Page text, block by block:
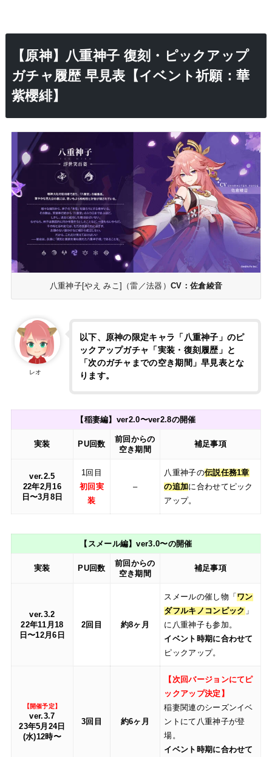
【原神】八重神子 復刻・ピックアップ
ガチャ履歴 早見表【イベント祈願：華
紫櫻緋】
八重神子[やえ みこ]（雷／法器） CV：佐倉綾音
レオ
以下、原神の限定キャラ「八重神子」のピ
ックアップガチャ「実装・復刻履歴」と
「次のガチャまでの空き期間」早見表とな
ります。
【稲妻編】ver2.0〜ver2.8の開催
実装 PU回数
前回からの
空き期間
補足事項
ver.2.5
22年2月16
日〜3月8日
1回目
初回実
装
–
八重神子の伝説任務1章
の追加に合わせてピック
アップ。
【スメール編】ver3.0〜の開催
実装 PU回数
前回からの
空き期間
補足事項
ver.3.2
22年11月18
日〜12月6日
2回目 約8ヶ月
スメールの催し物「 ワン
ダフルキノコンピック 」
に八重神子も参加。
イベント時期に合わせて
ピックアップ。
【開催予定】
ver.3.7
23年5月24日
(水)12時〜
3回目 約6ヶ月
【次回バージョンにてピ
ックアップ決定】
稲妻関連のシーズンイベ
ントにて八重神子が登
場。
イベント時期に合わせて